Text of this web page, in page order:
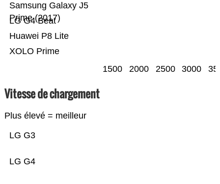
XOLO Prime
Huawei P8 Lite
LG G4 Beat
Samsung Galaxy J5
Prime (2017)
1500 2000 2500 3000
Vitesse de chargement
Plus élevé = meilleur
LG G4
LG G3